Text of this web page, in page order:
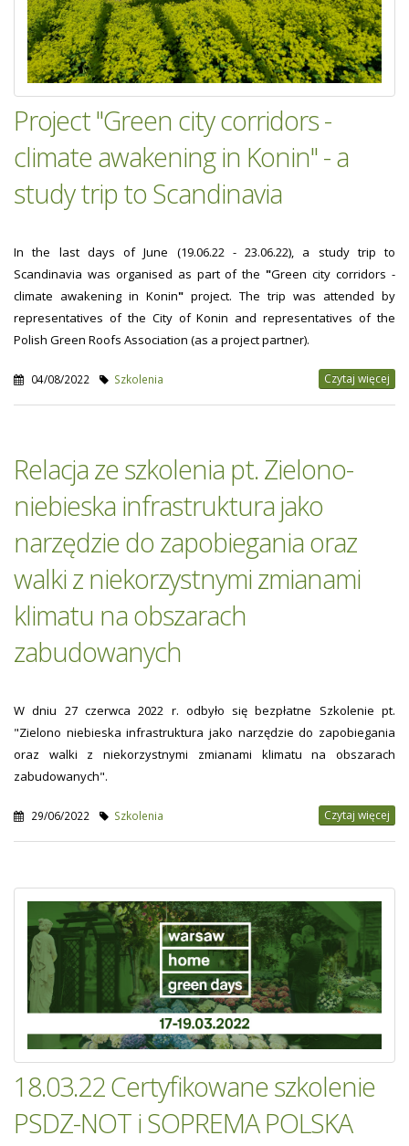
Project "Green city corridors -
climate awakening in Konin" - a
study trip to Scandinavia
In the last days of June (19.06.22 - 23.06.22), a study trip to
Scandinavia was organised as part of the"Green city corridors -
climate awakening in Konin" project. The trip was attended by
representatives of the City of Konin and representatives of the
Polish Green Roofs Association (as a project partner).
04/08/2022 Szkolenia Czytaj więcej
Relacja ze szkolenia pt. Zielono-
niebieska infrastruktura jako
narzędzie do zapobiegania oraz
walki z niekorzystnymi zmianami
klimatu na obszarach
zabudowanych
W dniu 27 czerwca 2022 r. odbyło się bezpłatne Szkolenie pt.
"Zielono niebieska infrastruktura jako narzędzie do zapobiegania
oraz walki z niekorzystnymi zmianami klimatu na obszarach
zabudowanych".
29/06/2022 Szkolenia Czytaj więcej
18.03.22 Certyfikowane szkolenie
PSDZ-NOT i SOPREMA POLSKA